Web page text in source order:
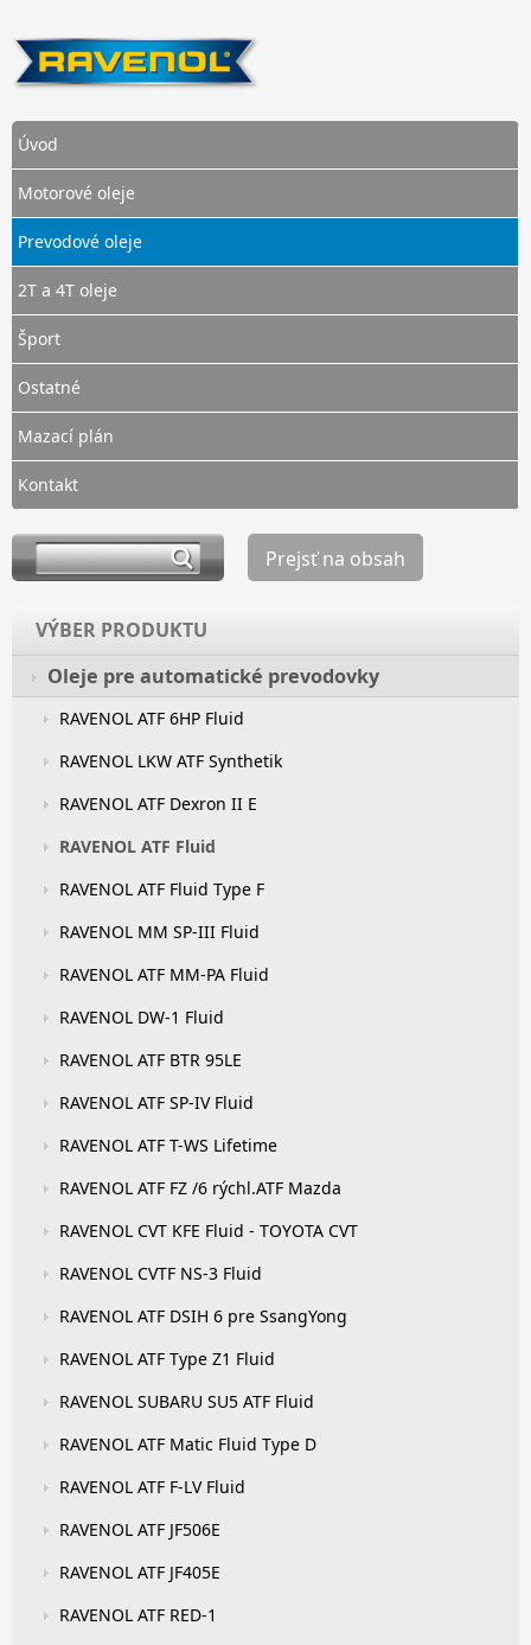
Úvod
Motorové oleje
Prevodové oleje
2T a 4T oleje
Šport
Ostatné
Mazací plán
Kontakt
Prejsť na obsah
VÝBER PRODUKTU
Oleje pre automatické prevodovky
RAVENOL ATF 6HP Fluid
RAVENOL LKW ATF Synthetik
RAVENOL ATF Dexron II E
RAVENOL ATF Fluid
RAVENOL ATF Fluid Type F
RAVENOL MM SP-III Fluid
RAVENOL ATF MM-PA Fluid
RAVENOL DW-1 Fluid
RAVENOL ATF BTR 95LE
RAVENOL ATF SP-IV Fluid
RAVENOL ATF T-WS Lifetime
RAVENOL ATF FZ /6 rýchl.ATF Mazda
RAVENOL CVT KFE Fluid - TOYOTA CVT
RAVENOL CVTF NS-3 Fluid
RAVENOL ATF DSIH 6 pre SsangYong
RAVENOL ATF Type Z1 Fluid
RAVENOL SUBARU SU5 ATF Fluid
RAVENOL ATF Matic Fluid Type D
RAVENOL ATF F-LV Fluid
RAVENOL ATF JF506E
RAVENOL ATF JF405E
RAVENOL ATF RED-1